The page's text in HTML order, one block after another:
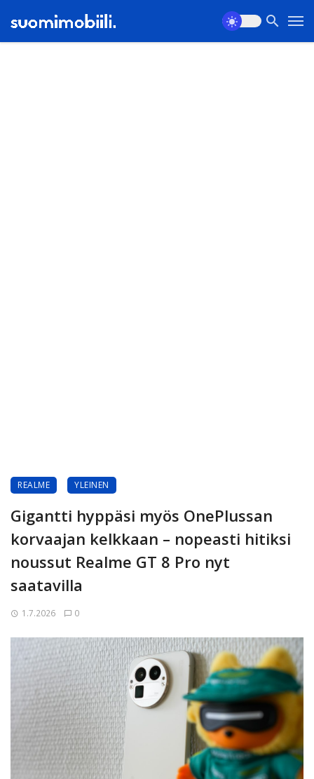
REALME YLEINEN
Gigantti hyppäsi myös OnePlussan
korvaajan kelkkaan – nopeasti hitiksi
noussut Realme GT 8 Pro nyt
saatavilla
1.7.2026 0